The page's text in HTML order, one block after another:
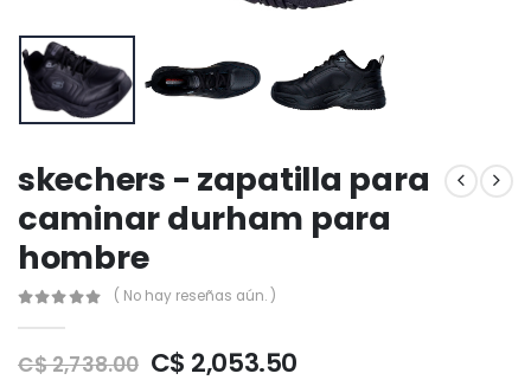
skechers - zapatilla para
caminar durham para
hombre
( No hay reseñas aún. )
C$ 2,738.00 C$ 2,053.50